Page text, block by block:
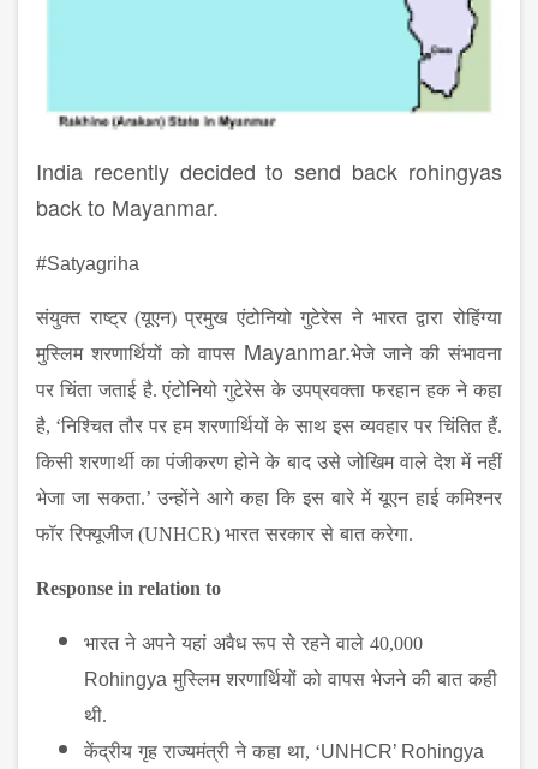
India recently decided to send back rohingyas
back to Mayanmar.
#Satyagriha
संयुक्त राष्ट्र(यूएन)प्रमुख एंटोनियो गुटेरेस ने भारत द्वारा रोहिंग्या
मुस्लिम शरणार्थियों को वापस Mayanmar.भेजे जाने की संभावना
पर चिंता जताई है. एंटोनियो गुटेरेस के उपप्रवक्ता फरहान हक ने कहा
है, ‘निश्चित तौर पर हम शरणार्थियों के साथ इस व्यवहार पर चिंतित हैं.
किसी शरणार्थी का पंजीकरण होने के बाद उसे जोखिम वाले देश में नहीं
भेजा जा सकता.’ उन्होंने आगे कहा कि इस बारे में यूएन हाई कमिश्नर
फॉर रिफ्यूजीज(UNHCR) भारत सरकार से बात करेगा.
Response in relation to
भारत ने अपने यहां अवैध रूप से रहने वाले 40,000
Rohingya मुस्लिम शरणार्थियों को वापस भेजने की बात कही
थी.
केंद्रीय गृह राज्यमंत्री ने कहा था, ‘UNHCR’ Rohingya